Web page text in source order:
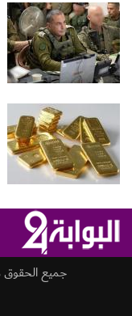
جميع الحقوق